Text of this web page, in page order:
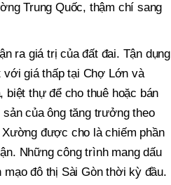
Trung Quốc, thậm chí sang
ra giá trị của đất đai. Tận dụng
với giá thấp tại Chợ Lớn và
biệt thự để cho thuê hoặc bán
của ông tăng trưởng theo
được cho là chiếm phần
Những công trình mang dấu
đô thị Sài Gòn thời kỳ đầu.